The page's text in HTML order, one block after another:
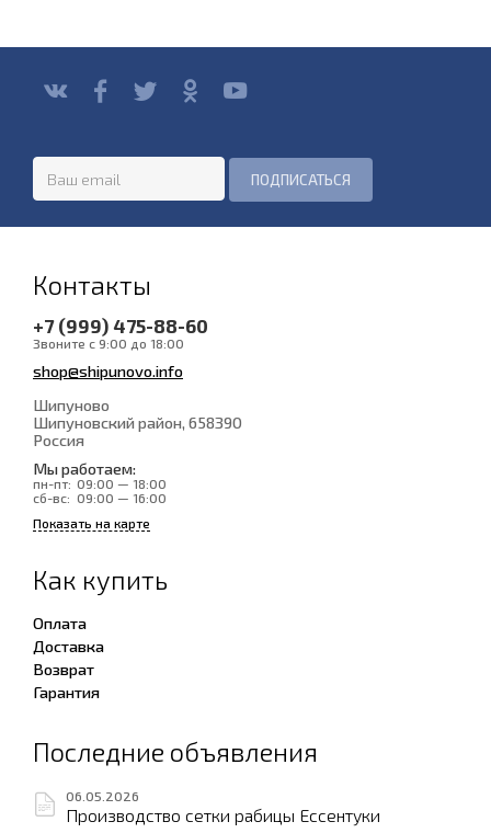
Контакты
+7 (999) 475-88-60
Звоните с 9:00 до 18:00
shop@shipunovo.info
Шипуново
Шипуновский район , 658390
Россия
Мы работаем:
пн-пт: 09:00 — 18:00
сб-вс: 09:00 — 16:00
Показать на карте
Как купить
Оплата
Доставка
Возврат
Гарантия
Последние объявления
06.05.2026
Производство сетки рабицы Ессентуки